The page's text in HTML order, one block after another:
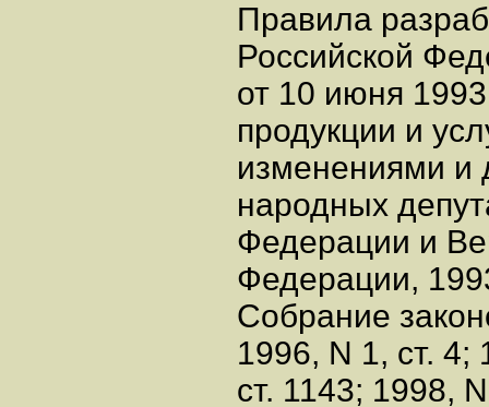
Правила
Российской
от 10 июня
продукции и
изменениями и
народных
Федерации и
Федерации,
Собрание
1996, N 1, ст. 4;
ст. 1143; 1998,